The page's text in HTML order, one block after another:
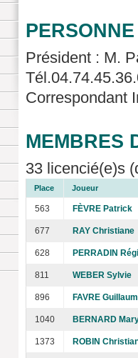
Président : M.
Correspondant
MEMBRES
33 licencié(e)s
Place Joueur
563 FÈVRE Patrick
677 RAY Christiane
628 PERRADIN
811 WEBER Sylvie
896 FAVRE
1040 BERNARD
1373 ROBIN